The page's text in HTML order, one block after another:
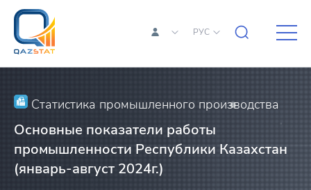
РУС
Статистика промышленного производства
Основные показатели работы
промышленности Республики Казахстан
(январь-август 2024г.)